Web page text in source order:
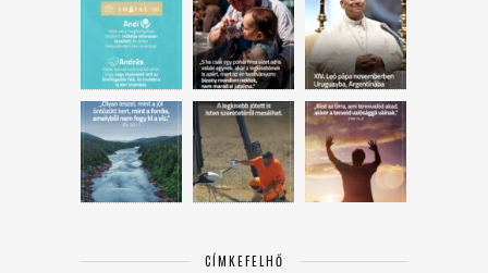
CÍMKEFELHŐ